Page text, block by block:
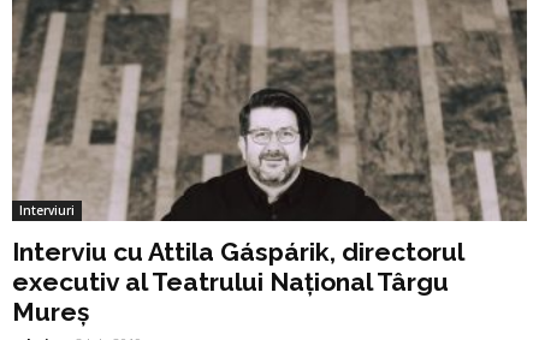
Interviuri
Interviu cu Attila Gáspárik, directorul
executiv al Teatrului Național Târgu
Mureș